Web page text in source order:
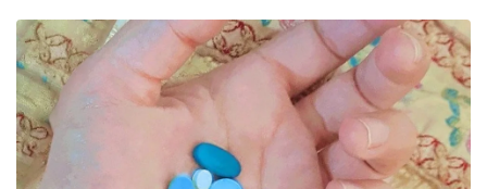
ഉറപ്പുനൽകിയിട്ടുള്ള സാഹചര്യത്തിൽ, ഈ വിഷയം
ചൂഷണം ചെയ്യാൻ ഭീകരർ ശ്രമിക്കുന്നു എന്നാണ്
രഹസ്യാന്വേഷണ റിപ്പോർട്ട്.
അതിർത്തി കടന്നുള്ള കുടിയേറ്റവുമായി ബന്ധപ്പെട്ട്
വ്യാജ ചിത്രങ്ങളും തെറ്റായ വാർത്തകളും നിർമ്മിച്ച്
പ്രചരിപ്പിക്കുക.